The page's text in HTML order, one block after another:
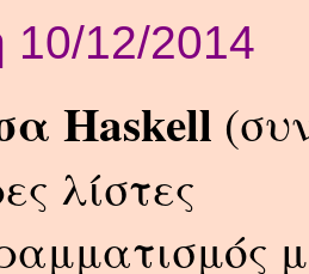
12/2014
Haskell
λίστες